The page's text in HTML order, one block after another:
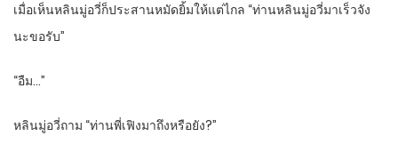
เมื่อเห็นหลินมู่อวี่ก็ประสานหมัดยิ้มให้แต่ไกล “ท่านหลินมู่อวี่มาเร็วจัง
นะขอรับ”
“อืม…”
หลินมู่อวี่ถาม “ท่านพี่เฟิงมาถึงหรือยัง?”